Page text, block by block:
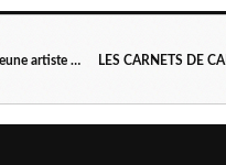
Tishk Barzanji. Une découverte passionnante d'un jeune artiste d'art visuel.